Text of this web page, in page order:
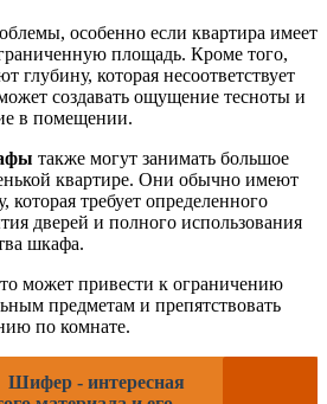
особенно если квартира имеет
площадь. Кроме того,
глубину, которая несоответствует
создавать ощущение тесноты и
в помещении.
также могут занимать большое
квартире. Они обычно имеют
требует определенного
дверей и полного использования
шкафа.
может привести к ограничению
предметам и препятствовать
по комнате.
Шифер - интересная